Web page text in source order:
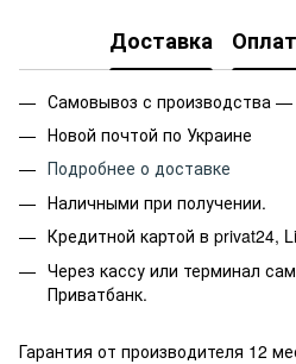
Доставка
Самовывоз с производства —
Новой почтой по Украине
Подробнее о доставке
Наличными при получении.
Кредитной картой в privat24,
Через кассу или терминал
Приватбанк.
Гарантия от производителя 12